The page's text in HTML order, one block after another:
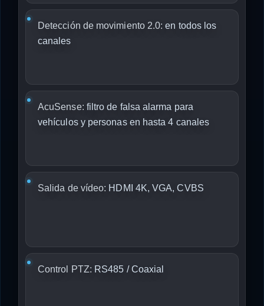
Detección de movimiento 2.0: en todos los
canales
AcuSense: filtro de falsa alarma para
vehículos y personas en hasta 4 canales
Salida de vídeo: HDMI 4K, VGA, CVBS
Control PTZ: RS485 / Coaxial